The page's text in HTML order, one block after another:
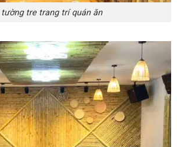
tường tre trang trí quán ăn